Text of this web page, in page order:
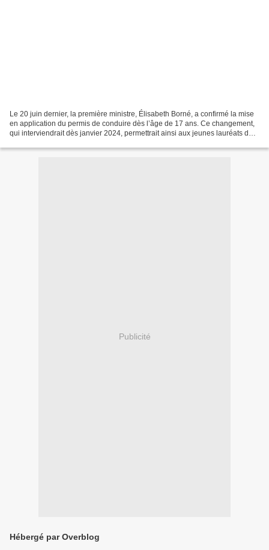
Le 20 juin dernier, la première ministre, Élisabeth Borné, a confirmé la mise
en application du permis de conduire dès l’âge de 17 ans. Ce changement,
qui interviendrait dès janvier 2024, permettrait ainsi aux jeunes lauréats de
Publicité
Hébergé par Overblog